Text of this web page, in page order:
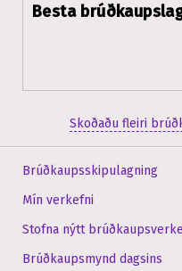
Besta
Skoðaðu fleiri
Brúðkaupsskipulagning
Mín verkefni
Stofna nýtt
Brúðkaupsmynd dagsins